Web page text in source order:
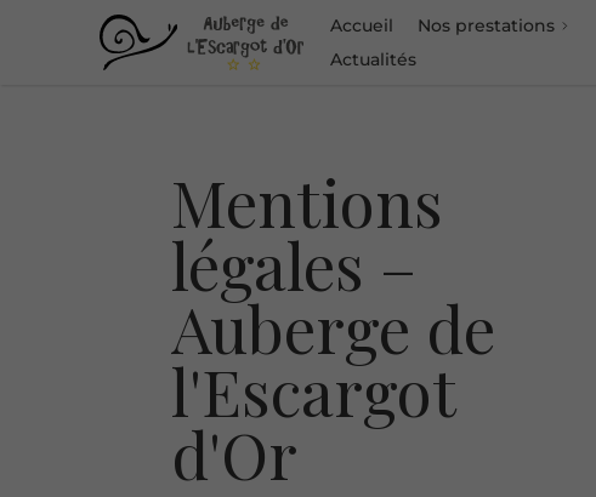
Accueil Nos prestations
Actualités
Mentions
légales –
Auberge de
l'Escargot
d'Or